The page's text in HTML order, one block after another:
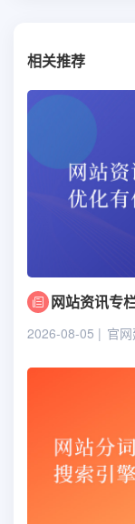
相关推荐
网站资讯专
2026-08-05 官